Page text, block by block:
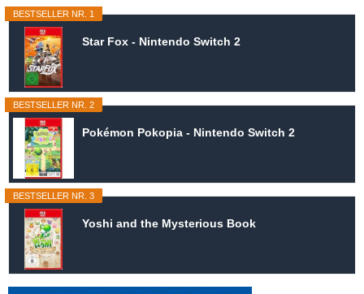
BESTSELLER NR. 1
Star Fox - Nintendo Switch 2
BESTSELLER NR. 2
Pokémon Pokopia - Nintendo Switch 2
BESTSELLER NR. 3
Yoshi and the Mysterious Book